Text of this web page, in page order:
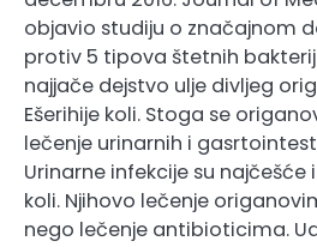
objavio studiju o značajnom
protiv 5 tipova štetnih
najjače dejstvo ulje divljeg
Ešerihije koli. Stoga se
lečenje urinarnih i
Urinarne infekcije su najčešće
koli. Njihovo lečenje
nego lečenje antibioticima.